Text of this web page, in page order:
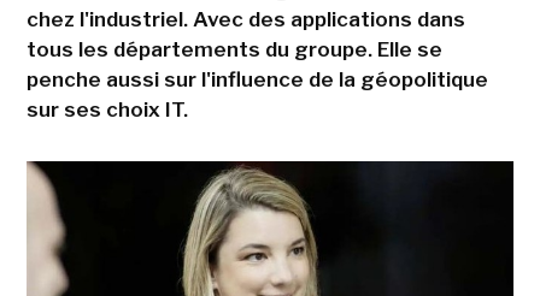
chez l'industriel. Avec des applications dans
tous les départements du groupe. Elle se
penche aussi sur l'influence de la géopolitique
sur ses choix IT.